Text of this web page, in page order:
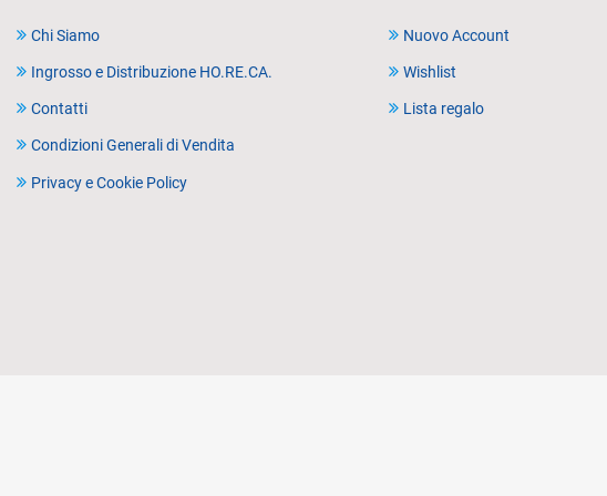
Chi Siamo
Ingrosso e Distribuzione HO.RE.CA.
Contatti
Condizioni Generali di Vendita
Privacy e Cookie Policy
Nuovo Account
Wishlist
Lista regalo